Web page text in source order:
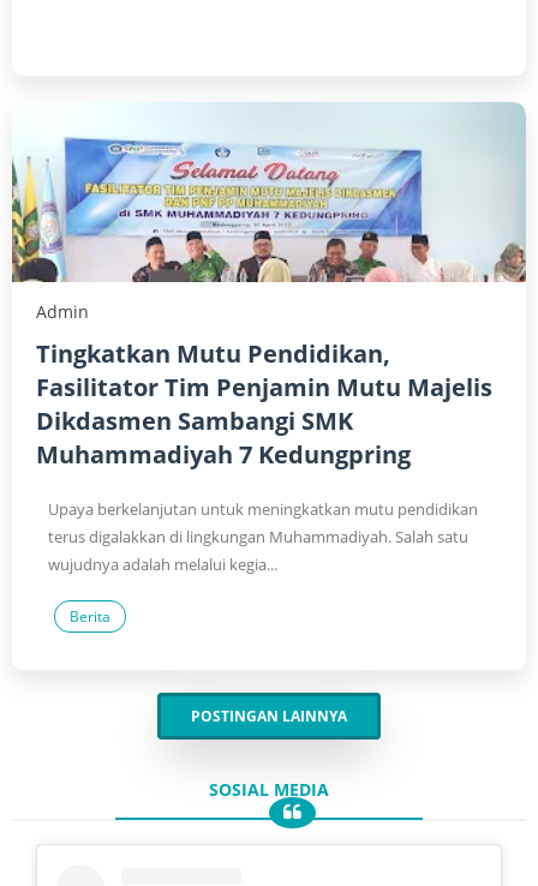
Admin
Tingkatkan Mutu Pendidikan,
Fasilitator Tim Penjamin Mutu Majelis
Dikdasmen Sambangi SMK
Muhammadiyah 7 Kedungpring
Upaya berkelanjutan untuk meningkatkan mutu pendidikan
terus digalakkan di lingkungan Muhammadiyah. Salah satu
wujudnya adalah melalui kegia...
Berita
POSTINGAN LAINNYA
SOSIAL MEDIA